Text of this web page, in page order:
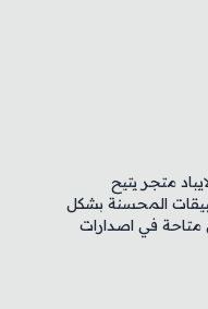
متجر يتيح
المحسنة بشكل
متاحة في اصدارات